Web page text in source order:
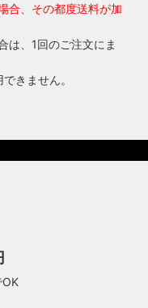
合、その都度送料が加
は、1回のご注文にま
きません。